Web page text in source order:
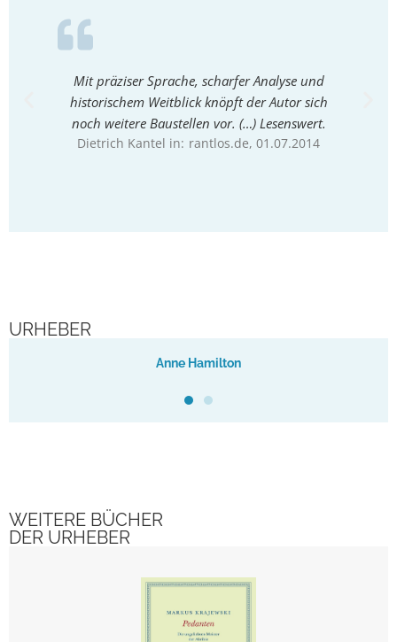
Mit präziser Sprache, scharfer Analyse und
historischem Weitblick knöpft der Autor sich
noch weitere Baustellen vor. (…) Lesenswert.
Dietrich Kantel in: rantlos.de, 01.07.2014
URHEBER
Anne Hamilton
WEITERE BÜCHER
DER URHEBER